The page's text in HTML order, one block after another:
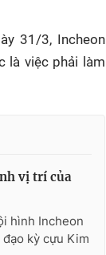
31/3, Incheon
là việc phải làm
vị trí của
hình Incheon
kỳ cựu Kim